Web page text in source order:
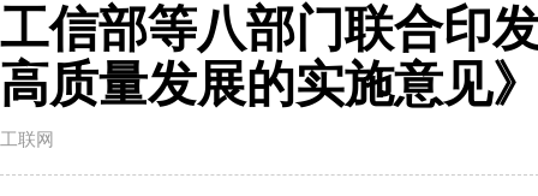
工信部等八部门联合印
高质量发展的实施意见
工联网